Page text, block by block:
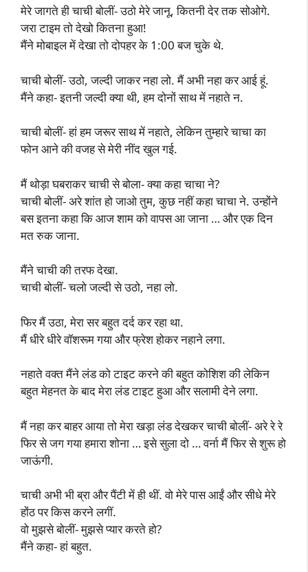
मेरे जागते ही चाची बोलीं- उठो मेरे जानू, कितनी देर तक सोओगे.
जरा टाइम तो देखो कितना हुआ!
मैंने मोबाइल में देखा तो दोपहर के 1:00 बज चुके थे.
चाची बोलीं- उठो, जल्दी जाकर नहा लो. मैं अभी नहा कर आई हूं.
मैंने कहा- इतनी जल्दी क्या थी, हम दोनों साथ में नहाते न.
चाची बोलीं- हां हम जरूर साथ में नहाते, लेकिन तुम्हारे चाचा का
फोन आने की वजह से मेरी नींद खुल गई.
मैं थोड़ा घबराकर चाची से बोला- क्या कहा चाचा ने?
चाची बोलीं- अरे शांत हो जाओ तुम, कुछ नहीं कहा चाचा ने. उन्होंने
बस इतना कहा कि आज शाम को वापस आ जाना … और एक दिन
मत रुक जाना.
मैंने चाची की तरफ देखा.
चाची बोलीं- चलो जल्दी से उठो, नहा लो.
फिर मैं उठा, मेरा सर बहुत दर्द कर रहा था.
मैं धीरे धीरे वॉशरूम गया और फ्रेश होकर नहाने लगा.
नहाते वक्त मैंने लंड को टाइट करने की बहुत कोशिश की लेकिन
बहुत मेहनत के बाद मेरा लंड टाइट हुआ और सलामी देने लगा.
मैं नहा कर बाहर आया तो मेरा खड़ा लंड देखकर चाची बोलीं- अरे रे रे
फिर से जग गया हमारा शोना … इसे सुला दो … वर्ना मैं फिर से शुरू हो
जाऊंगी.
चाची अभी भी ब्रा और पैंटी में ही थीं. वो मेरे पास आईं और सीधे मेरे
होंठ पर किस करने लगीं.
वो मुझसे बोलीं- मुझसे प्यार करते हो?
मैंने कहा- हां बहुत.